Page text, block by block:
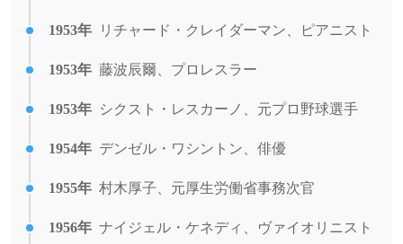
1953年 リチャード・クレイダーマン、ピアニスト
1953年 藤波辰爾、プロレスラー
1953年 シクスト・レスカーノ、元プロ野球選手
1954年 デンゼル・ワシントン、俳優
1955年 村木厚子、元厚生労働省事務次官
1956年 ナイジェル・ケネディ、ヴァイオリニスト